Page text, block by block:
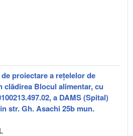
proiectare a rețelelor de
clădirea Blocul alimentar, cu
a DAMS (Spital)
str. Gh. Asachi 25b mun.